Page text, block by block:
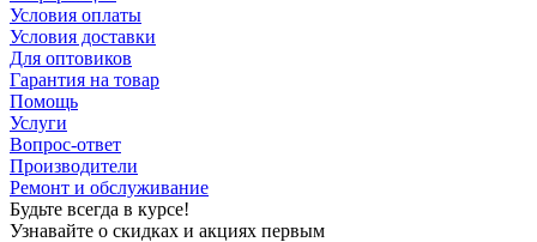
Условия оплаты
Условия доставки
Для оптовиков
Гарантия на товар
Помощь
Услуги
Вопрос-ответ
Производители
Ремонт и обслуживание
Будьте всегда в курсе!
Узнавайте о скидках и акциях первым